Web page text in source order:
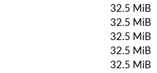
32.5 MiB
32.5 MiB
32.5 MiB
32.5 MiB
32.5 MiB